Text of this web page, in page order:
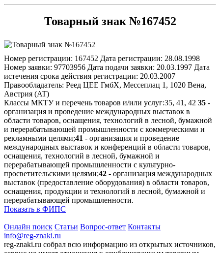
Товарный знак №167452
Номер регистрации: 167452 Дата регистрации: 28.08.1998
Номер заявки: 97703956 Дата подачи заявки: 20.03.1997 Дата
истечения срока действия регистрации: 20.03.2007
Правообладатель: Реед ЦЕЕ ГмбХ, Мессеплац 1, 1020 Вена,
Австрия (AT)
Классы МКТУ и перечень товаров и/или услуг:35, 41, 42 35 -
организация и проведение международных выставок в
области товаров, оснащения, технологий в лесной, бумажной
и перерабатывающей промышленности с коммерческими и
рекламными целями;41 - организация и проведение
международных выставок и конференций в области товаров,
оснащения, технологий в лесной, бумажной и
перерабатывающей промышленности с культурно-
просветительскими целями;42 - организация международных
выставок (предоставление оборудования) в области товаров,
оснащения, продукции и технологий в лесной, бумажной и
перерабатывающей промышленности.
Показать в ФИПС
Онлайн поиск Статьи Вопрос-ответ Контакты
info@reg-znaki.ru
reg-znaki.ru собрал всю информацию из открытых источников,